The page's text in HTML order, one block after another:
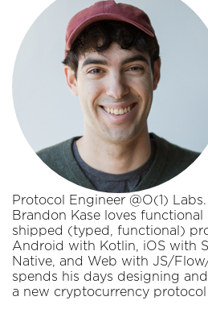
Protocol Engineer @O(1) Labs.
Brandon Kase loves
shipped (typed, functional)
Android with Kotlin, iOS with
Native, and Web with JS/
spends his days designing
a new cryptocurrency protocol